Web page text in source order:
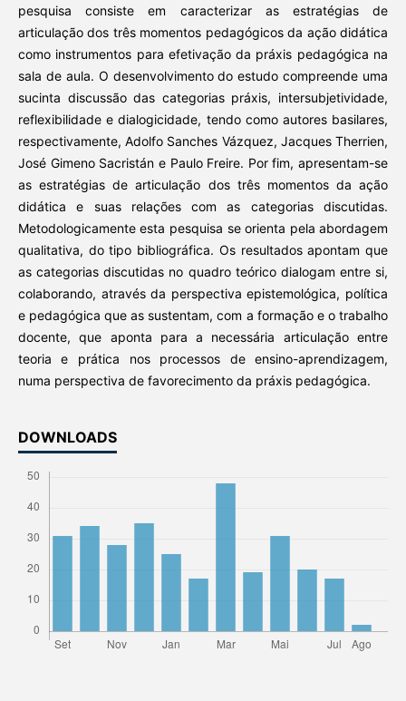
pesquisa consiste em caracterizar as estratégias de
articulação dos três momentos pedagógicos da ação didática
como instrumentos para efetivação da práxis pedagógica na
sala de aula. O desenvolvimento do estudo compreende uma
sucinta discussão das categorias práxis, intersubjetividade,
reflexibilidade e dialogicidade, tendo como autores basilares,
respectivamente, Adolfo Sanches Vázquez, Jacques Therrien,
José Gimeno Sacristán e Paulo Freire. Por fim, apresentam-se
as estratégias de articulação dos três momentos da ação
didática e suas relações com as categorias discutidas.
Metodologicamente esta pesquisa se orienta pela abordagem
qualitativa, do tipo bibliográfica. Os resultados apontam que
as categorias discutidas no quadro teórico dialogam entre si,
colaborando, através da perspectiva epistemológica, política
e pedagógica que as sustentam, com a formação e o trabalho
docente, que aponta para a necessária articulação entre
teoria e prática nos processos de ensino-aprendizagem,
numa perspectiva de favorecimento da práxis pedagógica.
DOWNLOADS